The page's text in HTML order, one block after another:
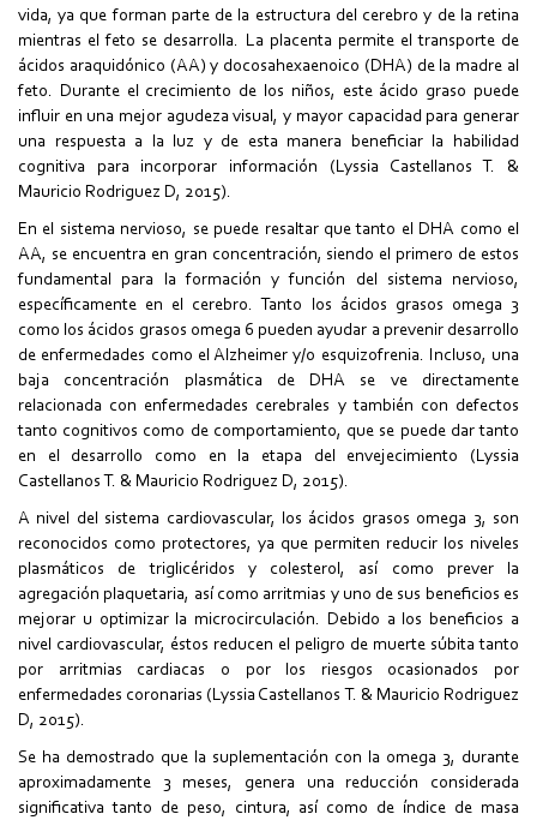
vida, ya que forman parte de la estructura del cerebro y de la retina
mientras el feto se desarrolla. La placenta permite el transporte de
ácidos araquidónico (AA) y docosahexaenoico (DHA) de la madre al
feto. Durante el crecimiento de los niños, este ácido graso puede
influir en una mejor agudeza visual, y mayor capacidad para generar
una respuesta a la luz y de esta manera beneficiar la habilidad
cognitiva para incorporar información (Lyssia Castellanos T. &
Mauricio Rodriguez D, 2015).
En el sistema nervioso, se puede resaltar que tanto el DHA como el
AA, se encuentra en gran concentración, siendo el primero de estos
fundamental para la formación y función del sistema nervioso,
específicamente en el cerebro. Tanto los ácidos grasos omega 3
como los ácidos grasos omega 6 pueden ayudar a prevenir desarrollo
de enfermedades como el Alzheimer y/o esquizofrenia. Incluso, una
baja concentración plasmática de DHA se ve directamente
relacionada con enfermedades cerebrales y también con defectos
tanto cognitivos como de comportamiento, que se puede dar tanto
en el desarrollo como en la etapa del envejecimiento (Lyssia
Castellanos T. & Mauricio Rodriguez D, 2015).
A nivel del sistema cardiovascular, los ácidos grasos omega 3, son
reconocidos como protectores, ya que permiten reducir los niveles
plasmáticos de triglicéridos y colesterol, así como prever la
agregación plaquetaria, así como arritmias y uno de sus beneficios es
mejorar u optimizar la microcirculación. Debido a los beneficios a
nivel cardiovascular, éstos reducen el peligro de muerte súbita tanto
por arritmias cardiacas o por los riesgos ocasionados por
enfermedades coronarias (Lyssia Castellanos T. & Mauricio Rodriguez
D, 2015).
Se ha demostrado que la suplementación con la omega 3, durante
aproximadamente 3 meses, genera una reducción considerada
significativa tanto de peso, cintura, así como de índice de masa